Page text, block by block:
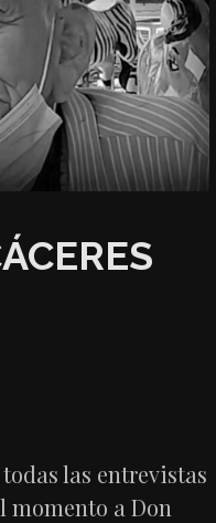
las entrevistas
momento a Don